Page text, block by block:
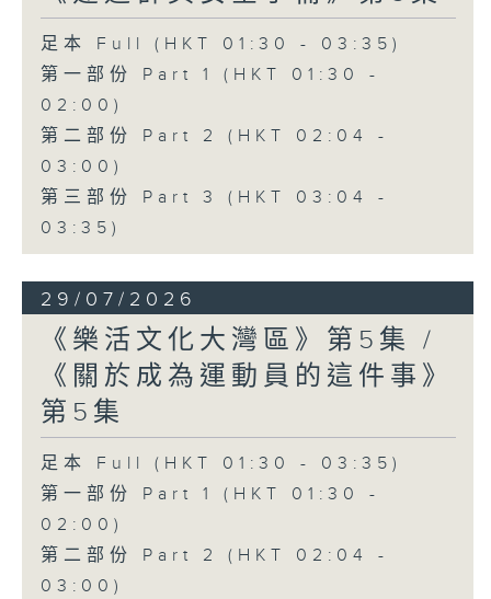
足本 Full (HKT 01:30 - 03:35)
第一部份 Part 1 (HKT 01:30 -
02:00)
第二部份 Part 2 (HKT 02:04 -
03:00)
第三部份 Part 3 (HKT 03:04 -
03:35)
29/07/2026
《樂活文化大灣區》第5集 /
《關於成為運動員的這件事》
第5集
足本 Full (HKT 01:30 - 03:35)
第一部份 Part 1 (HKT 01:30 -
02:00)
第二部份 Part 2 (HKT 02:04 -
03:00)